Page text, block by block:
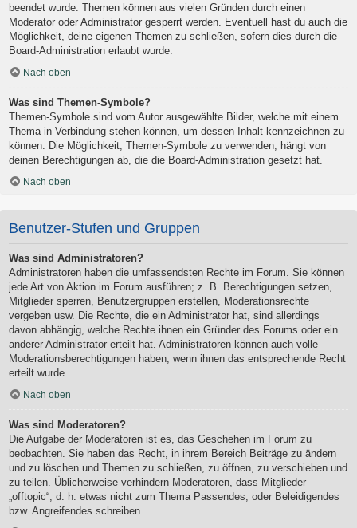
beendet wurde. Themen können aus vielen Gründen durch einen
Moderator oder Administrator gesperrt werden. Eventuell hast du auch die
Möglichkeit, deine eigenen Themen zu schließen, sofern dies durch die
Board-Administration erlaubt wurde.
Nach oben
Was sind Themen-Symbole?
Themen-Symbole sind vom Autor ausgewählte Bilder, welche mit einem
Thema in Verbindung stehen können, um dessen Inhalt kennzeichnen zu
können. Die Möglichkeit, Themen-Symbole zu verwenden, hängt von
deinen Berechtigungen ab, die die Board-Administration gesetzt hat.
Nach oben
Benutzer-Stufen und Gruppen
Was sind Administratoren?
Administratoren haben die umfassendsten Rechte im Forum. Sie können
jede Art von Aktion im Forum ausführen; z. B. Berechtigungen setzen,
Mitglieder sperren, Benutzergruppen erstellen, Moderationsrechte
vergeben usw. Die Rechte, die ein Administrator hat, sind allerdings
davon abhängig, welche Rechte ihnen ein Gründer des Forums oder ein
anderer Administrator erteilt hat. Administratoren können auch volle
Moderationsberechtigungen haben, wenn ihnen das entsprechende Recht
erteilt wurde.
Nach oben
Was sind Moderatoren?
Die Aufgabe der Moderatoren ist es, das Geschehen im Forum zu
beobachten. Sie haben das Recht, in ihrem Bereich Beiträge zu ändern
und zu löschen und Themen zu schließen, zu öffnen, zu verschieben und
zu teilen. Üblicherweise verhindern Moderatoren, dass Mitglieder
„offtopic“, d. h. etwas nicht zum Thema Passendes, oder Beleidigendes
bzw. Angreifendes schreiben.